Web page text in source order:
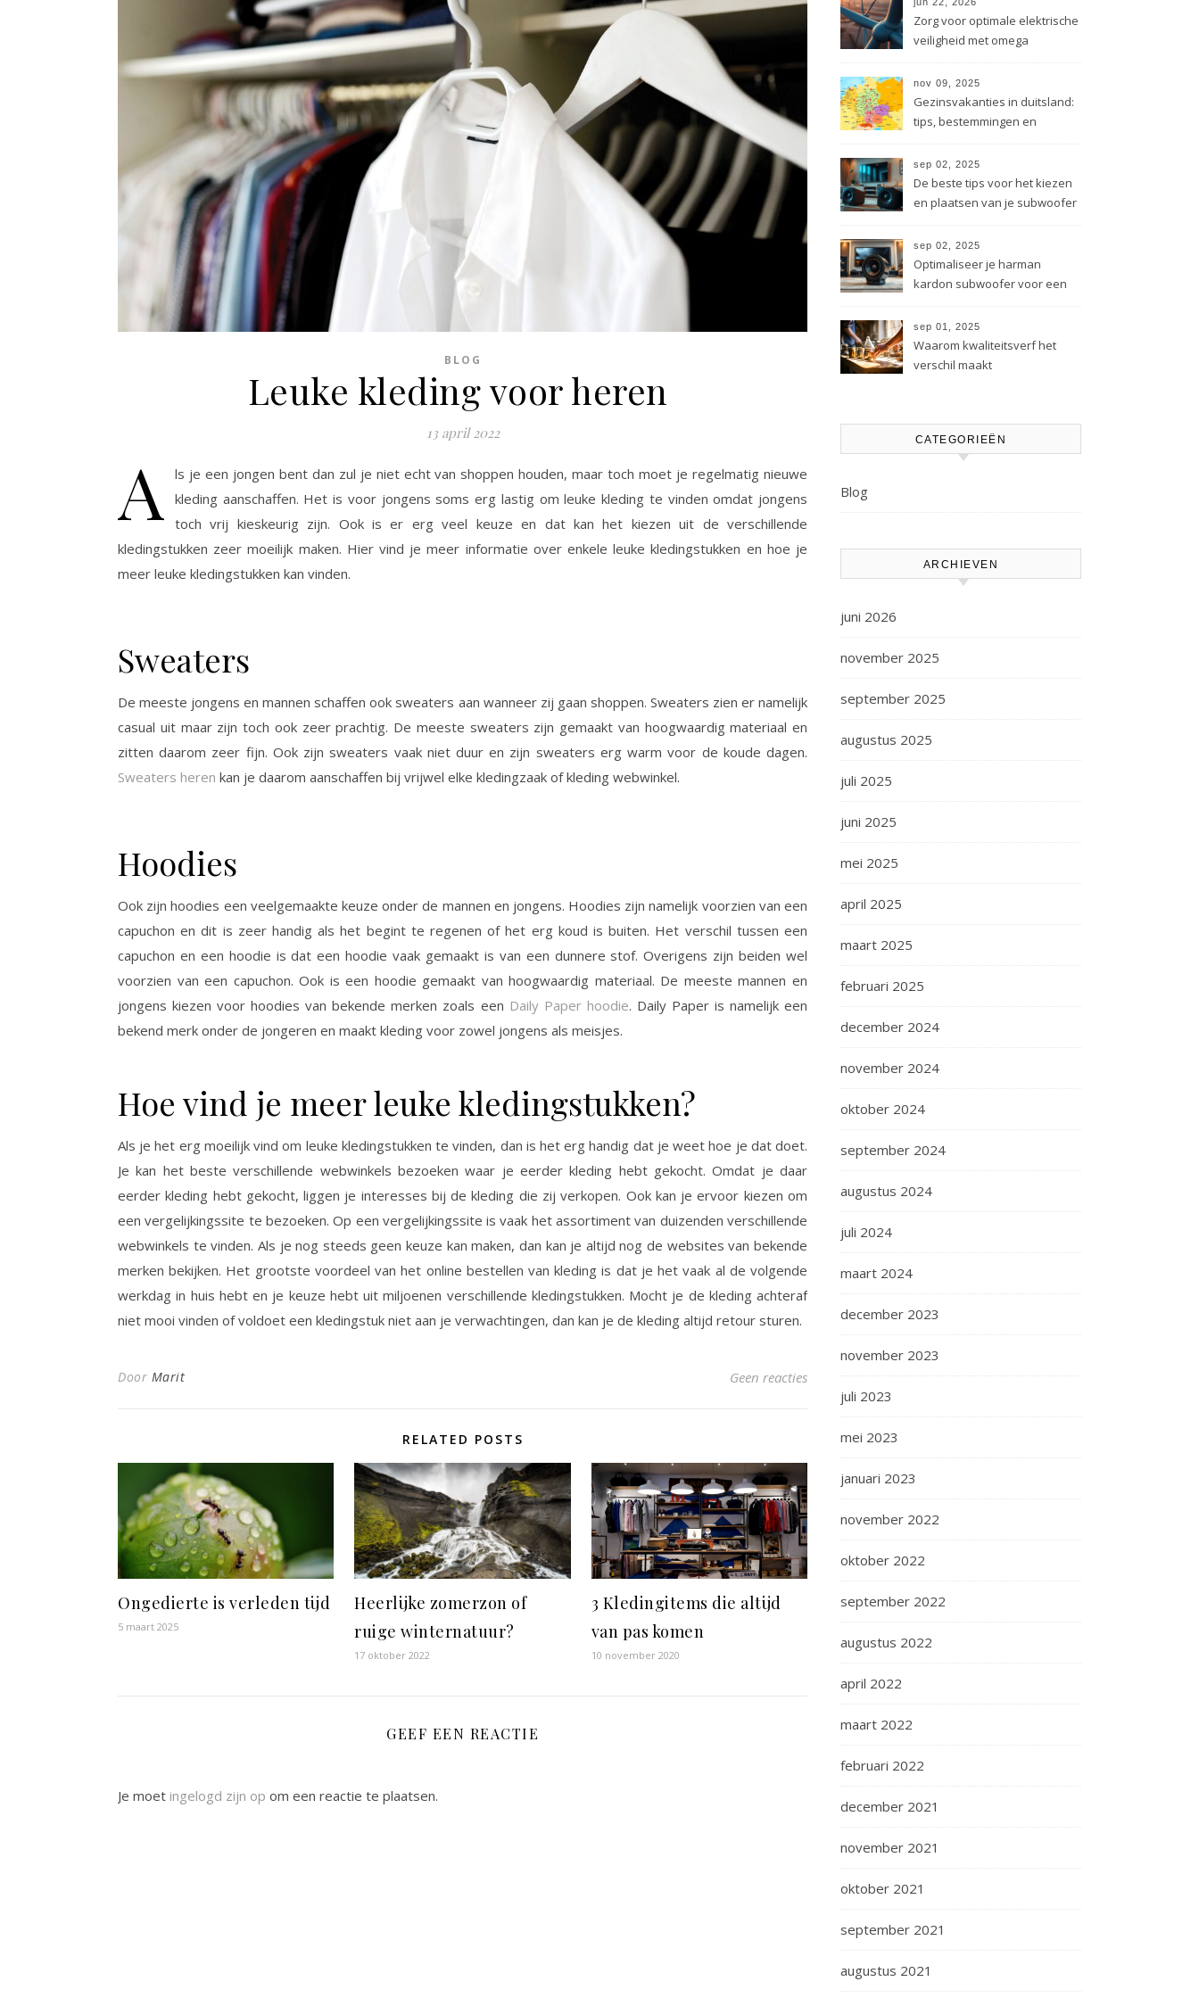
BLOG
Leuke kleding voor heren
13 april 2022
A
ls je een jongen bent dan zul je niet echt van shoppen houden, maar toch moet je regelmatig nieuwe
kleding aanschaffen. Het is voor jongens soms erg lastig om leuke kleding te vinden omdat jongens
toch vrij kieskeurig zijn. Ook is er erg veel keuze en dat kan het kiezen uit de verschillende
kledingstukken zeer moeilijk maken. Hier vind je meer informatie over enkele leuke kledingstukken en hoe je
meer leuke kledingstukken kan vinden.
Sweaters
De meeste jongens en mannen schaffen ook sweaters aan wanneer zij gaan shoppen. Sweaters zien er namelijk
casual uit maar zijn toch ook zeer prachtig. De meeste sweaters zijn gemaakt van hoogwaardig materiaal en
zitten daarom zeer fijn. Ook zijn sweaters vaak niet duur en zijn sweaters erg warm voor de koude dagen.
Sweaters heren kan je daarom aanschaffen bij vrijwel elke kledingzaak of kleding webwinkel.
Hoodies
Ook zijn hoodies een veelgemaakte keuze onder de mannen en jongens. Hoodies zijn namelijk voorzien van een
capuchon en dit is zeer handig als het begint te regenen of het erg koud is buiten. Het verschil tussen een
capuchon en een hoodie is dat een hoodie vaak gemaakt is van een dunnere stof. Overigens zijn beiden wel
voorzien van een capuchon. Ook is een hoodie gemaakt van hoogwaardig materiaal. De meeste mannen en
jongens kiezen voor hoodies van bekende merken zoals een Daily Paper hoodie. Daily Paper is namelijk een
bekend merk onder de jongeren en maakt kleding voor zowel jongens als meisjes.
Hoe vind je meer leuke kledingstukken?
Als je het erg moeilijk vind om leuke kledingstukken te vinden, dan is het erg handig dat je weet hoe je dat doet.
Je kan het beste verschillende webwinkels bezoeken waar je eerder kleding hebt gekocht. Omdat je daar
eerder kleding hebt gekocht, liggen je interesses bij de kleding die zij verkopen. Ook kan je ervoor kiezen om
een vergelijkingssite te bezoeken. Op een vergelijkingssite is vaak het assortiment van duizenden verschillende
webwinkels te vinden. Als je nog steeds geen keuze kan maken, dan kan je altijd nog de websites van bekende
merken bekijken. Het grootste voordeel van het online bestellen van kleding is dat je het vaak al de volgende
werkdag in huis hebt en je keuze hebt uit miljoenen verschillende kledingstukken. Mocht je de kleding achteraf
niet mooi vinden of voldoet een kledingstuk niet aan je verwachtingen, dan kan je de kleding altijd retour sturen.
Door Marit Geen reacties
RELATED POSTS
Ongedierte is verleden tijd
5 maart 2025
Heerlijke zomerzon of
ruige winternatuur?
17 oktober 2022
3 Kledingitems die altijd
van pas komen
10 november 2020
GEEF EEN REACTIE
Je moet ingelogd zijn op om een reactie te plaatsen.
Zorg voor optimale elektrische
veiligheid met omega
nov 09, 2025
Gezinsvakanties in duitsland:
tips, bestemmingen en
sep 02, 2025
De beste tips voor het kiezen
en plaatsen van je subwoofer
sep 02, 2025
Optimaliseer je harman
kardon subwoofer voor een
sep 01, 2025
Waarom kwaliteitsverf het
verschil maakt
CATEGORIEËN
Blog
ARCHIEVEN
juni 2026
november 2025
september 2025
augustus 2025
juli 2025
juni 2025
mei 2025
april 2025
maart 2025
februari 2025
december 2024
november 2024
oktober 2024
september 2024
augustus 2024
juli 2024
maart 2024
december 2023
november 2023
juli 2023
mei 2023
januari 2023
november 2022
oktober 2022
september 2022
augustus 2022
april 2022
maart 2022
februari 2022
december 2021
november 2021
oktober 2021
september 2021
augustus 2021